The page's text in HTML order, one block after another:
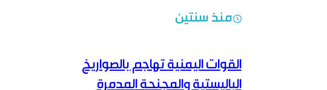
منذ سنتين
القوات اليمنية تهاجم بالصواريخ
الباليستية والمجنحة المدمرة